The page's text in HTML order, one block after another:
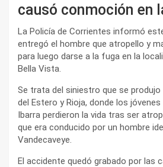
causó conmoción en
La Policía de Corrientes informó
entregó el hombre que atropello y
para luego darse a la fuga en la
Bella Vista.
Se trata del siniestro que se
del Estero y Rioja, donde los jóvenes
Ibarra perdieron la vida tras ser
que era conducido por un hombre
Vandecaveye.
El accidente quedó grabado por las